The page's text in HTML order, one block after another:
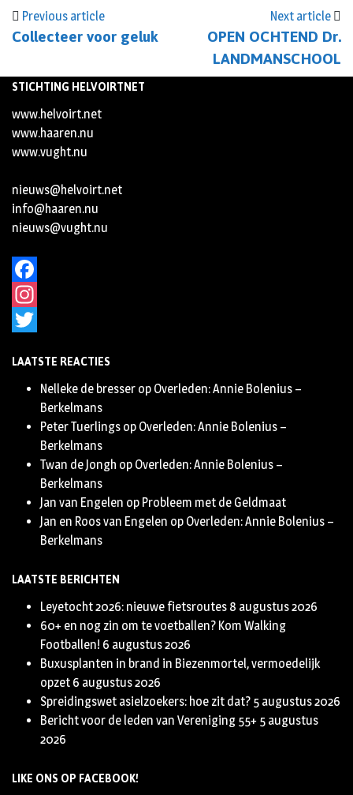
Previous article
Collecteer voor geluk
Next article
OPEN OCHTEND Dr.
LANDMANSCHOOL
STICHTING HELVOIRTNET
www.helvoirt.net
www.haaren.nu
www.vught.nu
nieuws@helvoirt.net
info@haaren.nu
nieuws@vught.nu
Facebook
Instagram
LAATSTE REACTIES
Nelleke de bresser op Overleden: Annie Bolenius –
Berkelmans
Peter Tuerlings op Overleden: Annie Bolenius –
Berkelmans
Twan de Jongh op Overleden: Annie Bolenius –
Berkelmans
Jan van Engelen op Probleem met de Geldmaat
Jan en Roos van Engelen op Overleden: Annie Bolenius –
Berkelmans
LAATSTE BERICHTEN
Leyetocht 2026: nieuwe fietsroutes 8 augustus 2026
60+ en nog zin om te voetballen? Kom Walking
Footballen! 6 augustus 2026
Buxusplanten in brand in Biezenmortel, vermoedelijk
opzet 6 augustus 2026
Spreidingswet asielzoekers: hoe zit dat? 5 augustus 2026
Bericht voor de leden van Vereniging 55+ 5 augustus
2026
LIKE ONS OP FACEBOOK!